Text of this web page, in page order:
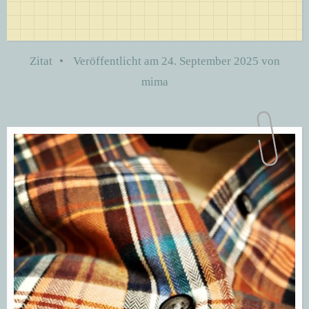
Zitat • Veröffentlicht am 24. September 2025 von
mima